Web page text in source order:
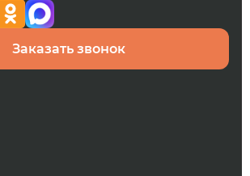
Заказать звонок